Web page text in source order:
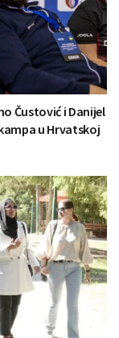
Čustović i Danijel
u Hrvatskoj